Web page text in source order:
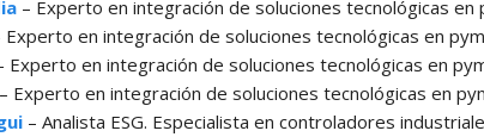
– Experto en integración de soluciones tecnológicas en
Experto en integración de soluciones tecnológicas en
Experto en integración de soluciones tecnológicas en
– Experto en integración de soluciones tecnológicas en
– Analista ESG. Especialista en controladores